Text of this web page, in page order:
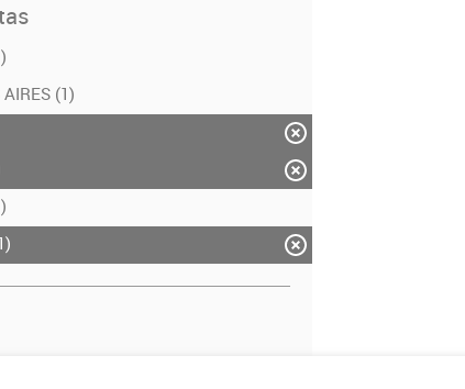
(1)